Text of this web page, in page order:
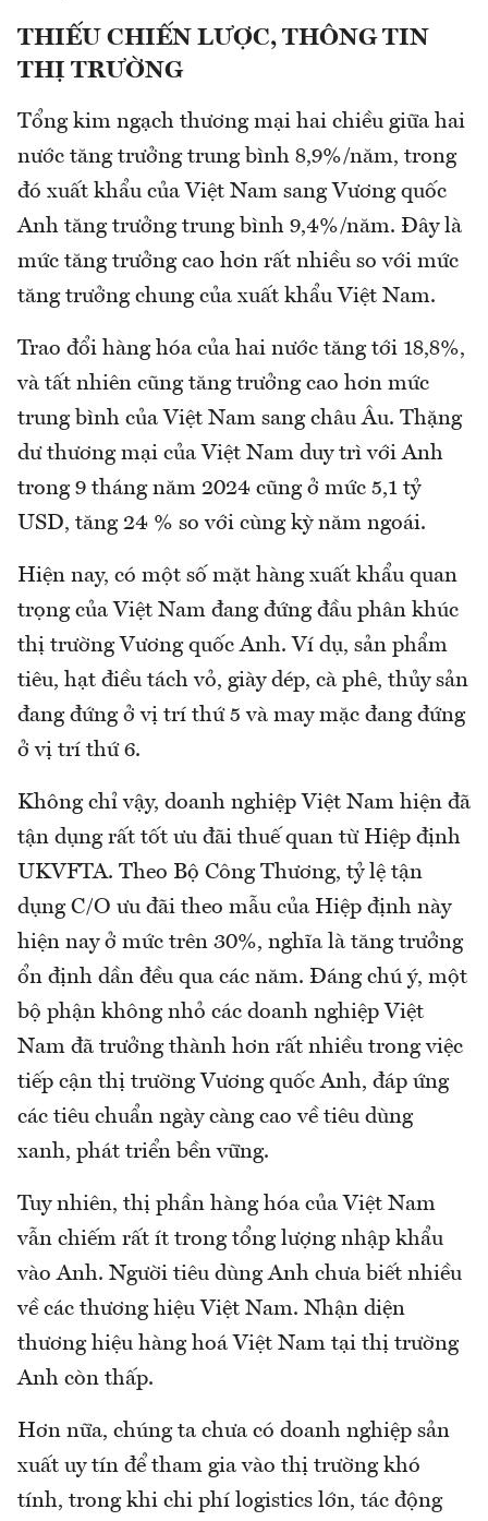
THIẾU CHIẾN LƯỢC, THÔNG TIN
THỊ TRƯỜNG
Tổng kim ngạch thương mại hai chiều giữa hai
nước tăng trưởng trung bình 8,9%/năm, trong
đó xuất khẩu của Việt Nam sang Vương quốc
Anh tăng trưởng trung bình 9,4%/năm. Đây là
mức tăng trưởng cao hơn rất nhiều so với mức
tăng trưởng chung của xuất khẩu Việt Nam.
Trao đổi hàng hóa của hai nước tăng tới 18,8%,
và tất nhiên cũng tăng trưởng cao hơn mức
trung bình của Việt Nam sang châu Âu. Thặng
dư thương mại của Việt Nam duy trì với Anh
trong 9 tháng năm 2024 cũng ở mức 5,1 tỷ
USD, tăng 24 % so với cùng kỳ năm ngoái.
Hiện nay, có một số mặt hàng xuất khẩu quan
trọng của Việt Nam đang đứng đầu phân khúc
thị trường Vương quốc Anh. Ví dụ, sản phẩm
tiêu, hạt điều tách vỏ, giày dép, cà phê, thủy sản
đang đứng ở vị trí thứ 5 và may mặc đang đứng
ở vị trí thứ 6.
Không chỉ vậy, doanh nghiệp Việt Nam hiện đã
tận dụng rất tốt ưu đãi thuế quan từ Hiệp định
UKVFTA. Theo Bộ Công Thương, tỷ lệ tận
dụng C/O ưu đãi theo mẫu của Hiệp định này
hiện nay ở mức trên 30%, nghĩa là tăng trưởng
ổn định dần đều qua các năm. Đáng chú ý, một
bộ phận không nhỏ các doanh nghiệp Việt
Nam đã trưởng thành hơn rất nhiều trong việc
tiếp cận thị trường Vương quốc Anh, đáp ứng
các tiêu chuẩn ngày càng cao về tiêu dùng
xanh, phát triển bền vững.
Tuy nhiên, thị phần hàng hóa của Việt Nam
vẫn chiếm rất ít trong tổng lượng nhập khẩu
vào Anh. Người tiêu dùng Anh chưa biết nhiều
về các thương hiệu Việt Nam. Nhận diện
thương hiệu hàng hoá Việt Nam tại thị trường
Anh còn thấp.
Hơn nữa, chúng ta chưa có doanh nghiệp sản
xuất uy tín để tham gia vào thị trường khó
tính, trong khi chi phí logistics lớn, tác động